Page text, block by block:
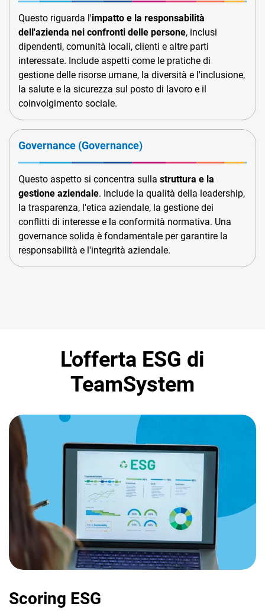
Questo riguarda l'impatto e la responsabilità
dell'azienda nei confronti delle persone, inclusi
dipendenti, comunità locali, clienti e altre parti
interessate. Include aspetti come le pratiche di
gestione delle risorse umane, la diversità e l'inclusione,
la salute e la sicurezza sul posto di lavoro e il
coinvolgimento sociale.
Governance (Governance)
Questo aspetto si concentra sulla struttura e la
gestione aziendale. Include la qualità della leadership,
la trasparenza, l'etica aziendale, la gestione dei
conflitti di interesse e la conformità normativa. Una
governance solida è fondamentale per garantire la
responsabilità e l'integrità aziendale.
L'offerta ESG di
TeamSystem
Scoring ESG